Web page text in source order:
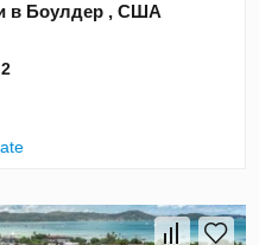
в Боулдер , США
2